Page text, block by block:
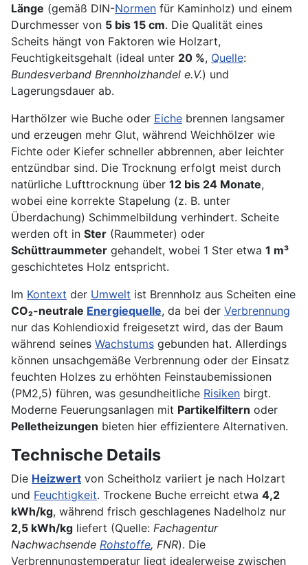
Länge (gemäß DIN-Normen für Kaminholz) und einem
Durchmesser von 5 bis 15 cm. Die Qualität eines
Scheits hängt von Faktoren wie Holzart,
Feuchtigkeitsgehalt (ideal unter 20 %, Quelle:
Bundesverband Brennholzhandel e.V.) und
Lagerungsdauer ab.
Harthölzer wie Buche oder Eiche brennen langsamer
und erzeugen mehr Glut, während Weichhölzer wie
Fichte oder Kiefer schneller abbrennen, aber leichter
entzündbar sind. Die Trocknung erfolgt meist durch
natürliche Lufttrocknung über 12 bis 24 Monate,
wobei eine korrekte Stapelung (z. B. unter
Überdachung) Schimmelbildung verhindert. Scheite
werden oft in Ster (Raummeter) oder
Schüttraummeter gehandelt, wobei 1 Ster etwa 1 m³
geschichtetes Holz entspricht.
Im Kontext der Umwelt ist Brennholz aus Scheiten eine
CO₂-neutrale Energiequelle, da bei der Verbrennung
nur das Kohlendioxid freigesetzt wird, das der Baum
während seines Wachstums gebunden hat. Allerdings
können unsachgemäße Verbrennung oder der Einsatz
feuchten Holzes zu erhöhten Feinstaubemissionen
(PM2,5) führen, was gesundheitliche Risiken birgt.
Moderne Feuerungsanlagen mit Partikelfiltern oder
Pelletheizungen bieten hier effizientere Alternativen.
Technische Details
Die Heizwert von Scheitholz variiert je nach Holzart
und Feuchtigkeit. Trockene Buche erreicht etwa 4,2
kWh/kg, während frisch geschlagenes Nadelholz nur
2,5 kWh/kg liefert (Quelle: Fachagentur
Nachwachsende Rohstoffe, FNR). Die
Verbrennungstemperatur liegt idealerweise zwischen